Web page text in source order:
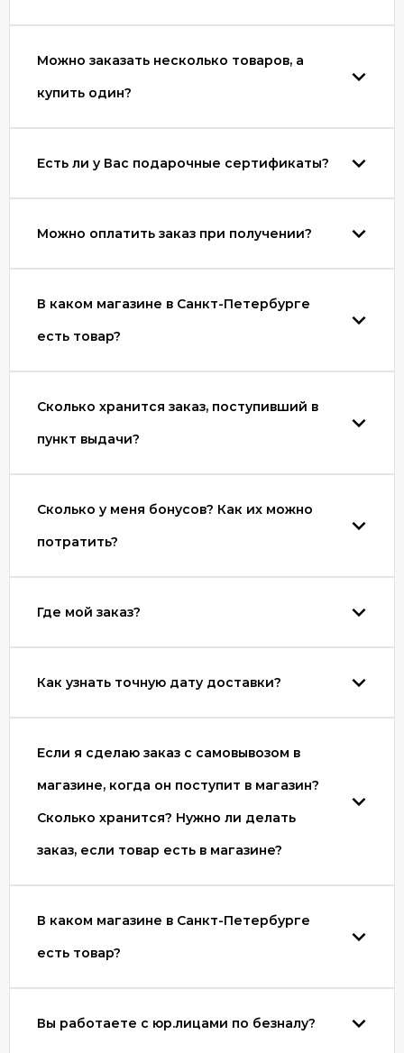
Можно заказать несколько товаров, а
купить один?
Есть ли у Вас подарочные сертификаты?
Можно оплатить заказ при получении?
В каком магазине в Санкт-Петербурге
есть товар?
Сколько хранится заказ, поступивший в
пункт выдачи?
Сколько у меня бонусов? Как их можно
потратить?
Где мой заказ?
Как узнать точную дату доставки?
Если я сделаю заказ с самовывозом в
магазине, когда он поступит в магазин?
Сколько хранится? Нужно ли делать
заказ, если товар есть в магазине?
В каком магазине в Санкт-Петербурге
есть товар?
Вы работаете с юр.лицами по безналу?